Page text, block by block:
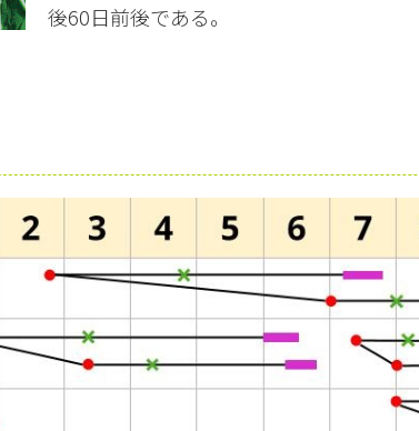
後60日前後である。